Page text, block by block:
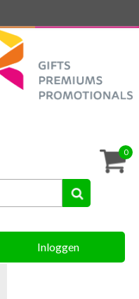
0
Inloggen